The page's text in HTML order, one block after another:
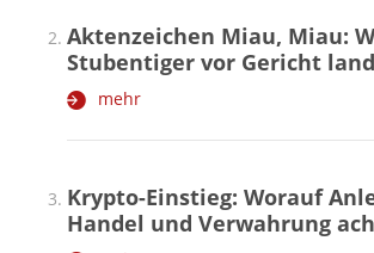
Aktenzeichen Miau, Miau:
Stubentiger vor Gericht
mehr
Krypto-Einstieg: Worauf
Handel und Verwahrung